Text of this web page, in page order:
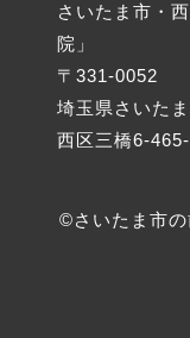
さいたま市・
院」
〒331-0052
埼玉県さいた
西区三橋6-
©さいたま市